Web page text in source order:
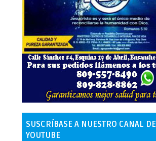
SUSCRÍBASE A NUESTRO CANAL DE
YOUTUBE